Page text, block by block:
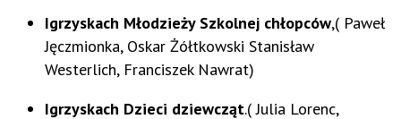
Igrzyskach Młodzieży Szkolnej chłopców,( Paweł
Jęczmionka, Oskar Żółtkowski Stanisław
Westerlich, Franciszek Nawrat)
Igrzyskach Dzieci dziewcząt.( Julia Lorenc,